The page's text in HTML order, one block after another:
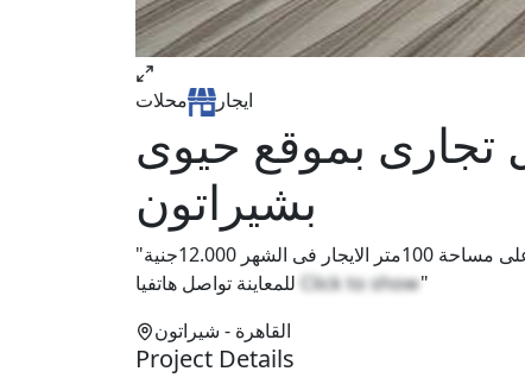
ايجار محلات
تجارى بموقع حيوى
بشيراتون
"فرصة للايجار محل تجارى بموقع حيوى ف شيراتون المطار على مساحة 100متر الايجار فى الشهر 12.000جنية
Click to show"
القاهرة - شيراتون
Project Details